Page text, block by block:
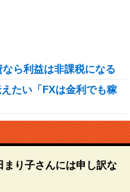
ら利益は非課税になる
たい「FXは金利でも稼
り子さんには申し訳な